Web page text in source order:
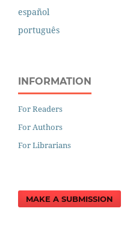
español
português
INFORMATION
For Readers
For Authors
For Librarians
MAKE A SUBMISSION